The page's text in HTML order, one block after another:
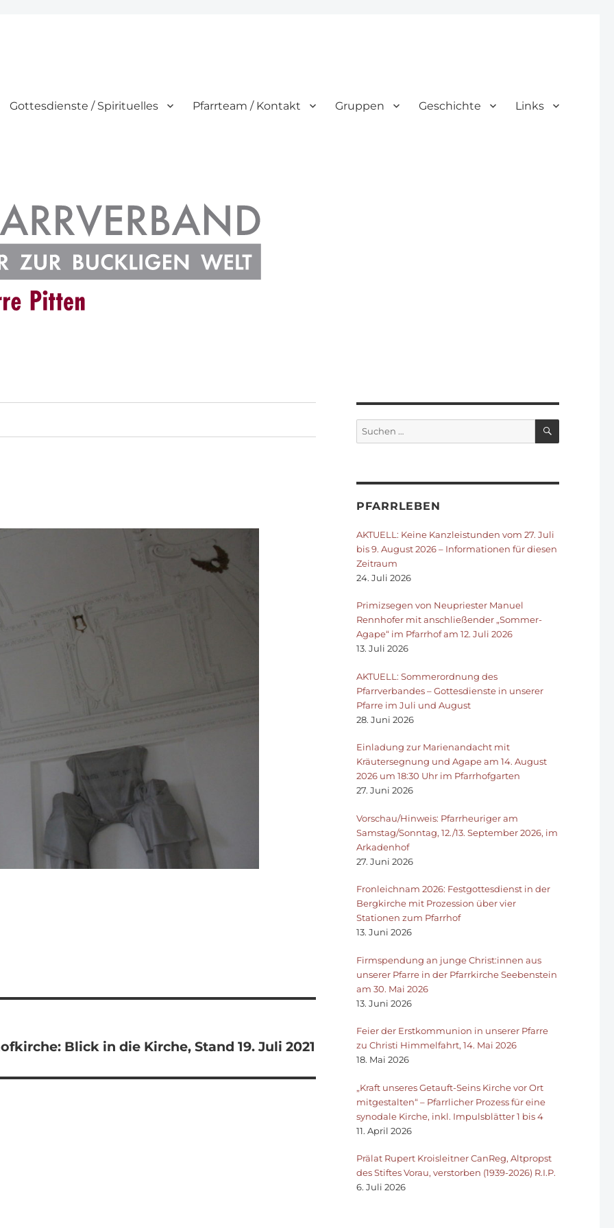
Gottesdienste / Spirituelles Pfarrteam / Kontakt Gruppen Geschichte Links
Blick in die Kirche, Stand 19. Juli 2021
Suchen
SUCHEN
PFARRLEBEN
AKTUELL: Keine Kanzleistunden vom 27. Juli
bis 9. August 2026 – Informationen für diesen
Zeitraum
24. Juli 2026
Primizsegen von Neupriester Manuel
Rennhofer mit anschließender „Sommer-
Agape“ im Pfarrhof am 12. Juli 2026
13. Juli 2026
AKTUELL: Sommerordnung des
Pfarrverbandes – Gottesdienste in unserer
Pfarre im Juli und August
28. Juni 2026
Einladung zur Marienandacht mit
Kräutersegnung und Agape am 14. August
2026 um 18:30 Uhr im Pfarrhofgarten
27. Juni 2026
Vorschau/Hinweis: Pfarrheuriger am
Samstag/Sonntag, 12./13. September 2026, im
Arkadenhof
27. Juni 2026
Fronleichnam 2026: Festgottesdienst in der
Bergkirche mit Prozession über vier
Stationen zum Pfarrhof
13. Juni 2026
Firmspendung an junge Christ:innen aus
unserer Pfarre in der Pfarrkirche Seebenstein
am 30. Mai 2026
13. Juni 2026
Feier der Erstkommunion in unserer Pfarre
zu Christi Himmelfahrt, 14. Mai 2026
18. Mai 2026
„Kraft unseres Getauft-Seins Kirche vor Ort
mitgestalten“ – Pfarrlicher Prozess für eine
synodale Kirche, inkl. Impulsblätter 1 bis 4
11. April 2026
Prälat Rupert Kroisleitner CanReg, Altpropst
des Stiftes Vorau, verstorben (1939-2026) R.I.P.
6. Juli 2026